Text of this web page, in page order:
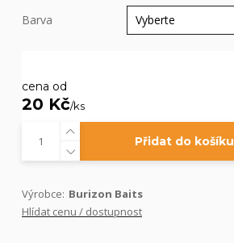
Barva
cena od
20 Kč/ks
Přidat do košíku
Výrobce: Burizon Baits
Hlídat cenu / dostupnost